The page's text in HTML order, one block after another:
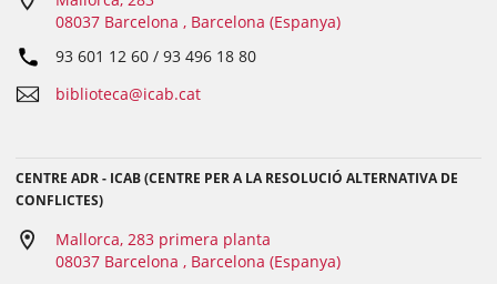
08037 Barcelona , Barcelona (Espanya)
93 601 12 60 / 93 496 18 80
biblioteca@icab.cat
CENTRE ADR - ICAB (CENTRE PER A LA RESOLUCIÓ ALTERNATIVA DE
CONFLICTES)
Mallorca, 283 primera planta
08037 Barcelona , Barcelona (Espanya)